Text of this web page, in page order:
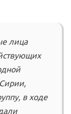
лица
в ходе